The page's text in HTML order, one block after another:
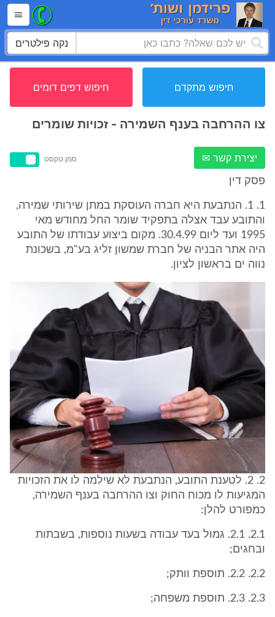
נקה פילטרים
חיפוש מתקדם חיפוש דפים דומים
צו ההרחבה בענף השמירה - זכויות שומרים
יצירת קשר ✉ סמן טקסט
פסק דין
1. 1. הנתבעת היא חברה העוסקת במתן שירותי שמירה,
והתובע עבד אצלה בתפקיד שומר החל מחודש מאי
1995 ועד ליום 30.4.99. מקום ביצוע עבודתו של התובע
היה אתר הבניה של חברת שמשון זליג בע"מ, בשכונת
נווה ים בראשון לציון.
2. 2. לטענת התובע, הנתבעת לא שילמה לו את הזכויות
המגיעות לו מכוח החוק וצו ההרחבה בענף השמירה,
כמפורט להלן:
2.1. 2.1. גמול בעד עבודה בשעות נוספות, בשבתות
ובחגים;
2.2. 2.2. תוספת וותק;
2.3. 2.3. תוספת משפחה;